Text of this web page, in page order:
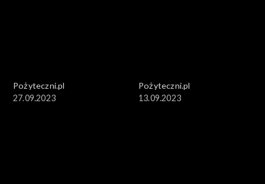
Pożyteczni.pl
27.09.2023
Pożyteczni.pl
13.09.2023